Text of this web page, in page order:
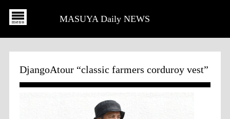
MASUYA Daily NEWS
DjangoAtour “classic farmers corduroy vest”